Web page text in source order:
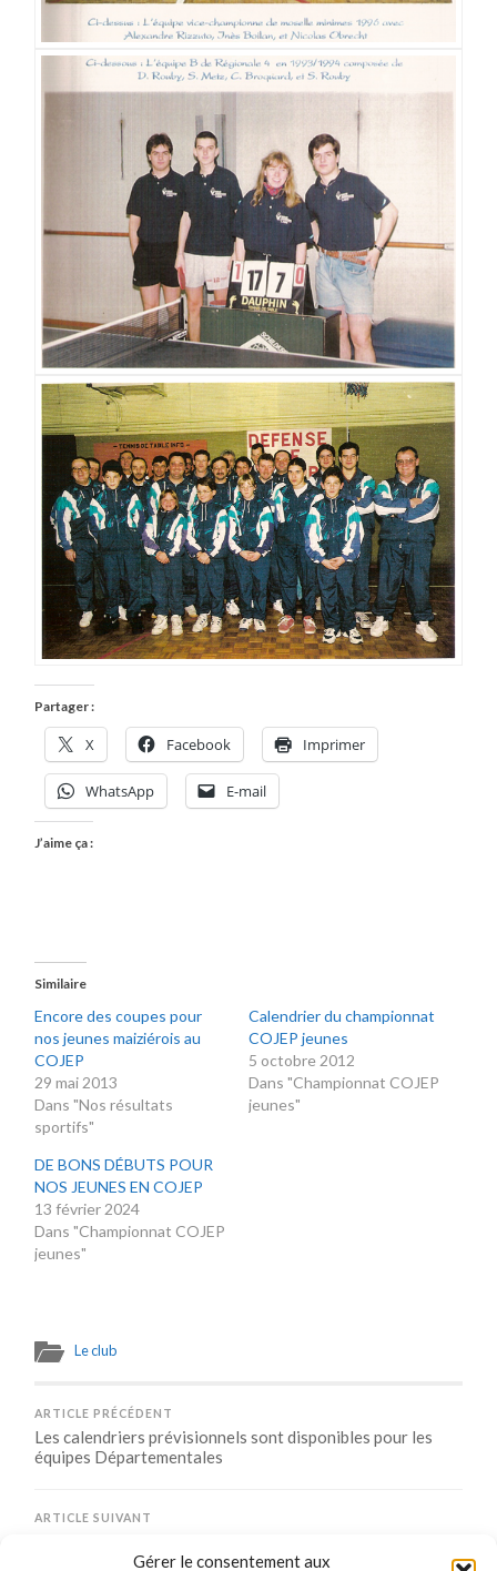
Gérer le consentement aux
Partager :
X Facebook Imprimer
WhatsApp E-mail
J’aime ça :
Similaire
Encore des coupes pour
nos jeunes maiziérois au
COJEP
29 mai 2013
Dans "Nos résultats
sportifs"
Calendrier du championnat
COJEP jeunes
5 octobre 2012
Dans "Championnat COJEP
jeunes"
DE BONS DÉBUTS POUR
NOS JEUNES EN COJEP
13 février 2024
Dans "Championnat COJEP
jeunes"
Le club
ARTICLE PRÉCÉDENT
Les calendriers prévisionnels sont disponibles pour les
équipes Départementales
ARTICLE SUIVANT